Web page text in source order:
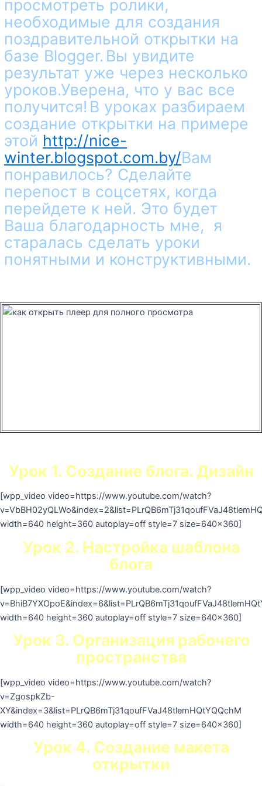
просмотреть ролики,
необходимые для создания
поздравительной открытки на
базе Blogger. Вы увидите
результат уже через несколько
уроков.Уверена, что у вас все
получится! В уроках разбираем
создание открытки на примере
этой http://nice-
winter.blogspot.com.by/Вам
понравилось? Сделайте
перепост в соцсетях, когда
перейдете к ней. Это будет
Ваша благодарность мне, я
старалась сделать уроки
понятными и конструктивными.
Урок 1. Создание блога. Дизайн
[wpp_video video=https://www.youtube.com/watch?
width=640 height=360 autoplay=off style=7 size=640×360]
Урок 2. Настройка шаблона
блога
[wpp_video video=https://www.youtube.com/watch?
width=640 height=360 autoplay=off style=7 size=640×360]
Урок 3. Организация рабочего
пространства
[wpp_video video=https://www.youtube.com/watch?
v=ZgospkZb-
XY&index=3&list=PLrQB6mTj31qoufFVaJ48tlemHQtYQQchM
width=640 height=360 autoplay=off style=7 size=640×360]
Урок 4. Создание макета
открытки